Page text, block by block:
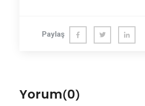
Paylaş
Yorum(0)